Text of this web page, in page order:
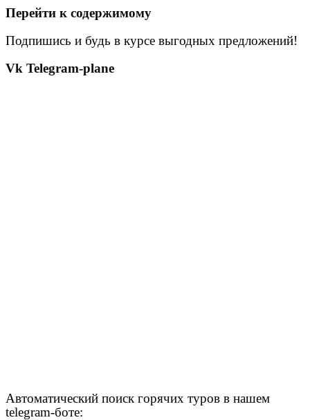
Перейти к содержимому
Подпишись и будь в курсе выгодных предложений!
Vk Telegram-plane
Автоматический поиск горячих туров в нашем
telegram-боте: